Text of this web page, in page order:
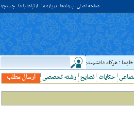
صفحه اصلی پیوندها درباره ما ارتباط با ما جستجو
؛ هرگاه دانشمندى ديدى، به او خدمت کن. ( غررالحکم ح ۴۰۴۴ )
ارسال مطلب
رشته تخصصی نصایح حکایات